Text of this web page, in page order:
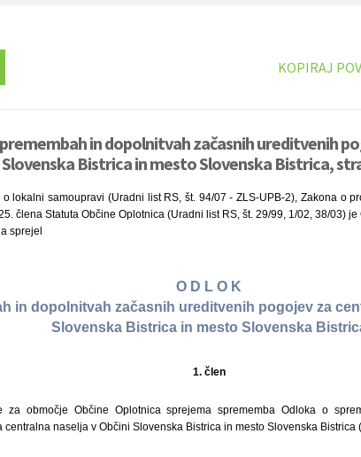
KOPIRAJ
in dopolnitvah začasnih ureditvenih
Slovenska Bistrica in mesto Slovenska Bistrica,
lokalni samoupravi (Uradni list RS, št. 94/07 - ZLS-UPB-2), Zakona o
člena Statuta Občine Oplotnica (Uradni list RS, št. 29/99, 1/02, 38/03)
sprejel
O D L O K
in dopolnitvah začasnih ureditvenih pogojev za
Slovenska Bistrica in mesto Slovenska
1. člen
za območje Občine Oplotnica sprejema sprememba Odloka o
naselja v Občini Slovenska Bistrica in mesto Slovenska Bistrica